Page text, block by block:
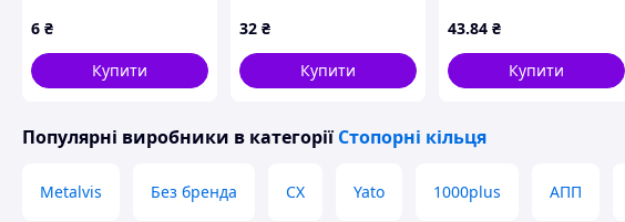
6 ₴
Купити
32 ₴
Купити
43.84 ₴
Купити
Популярні виробники в категорії Стопорні кільця
Metalvis Без бренда CX Yato 1000plus АПП